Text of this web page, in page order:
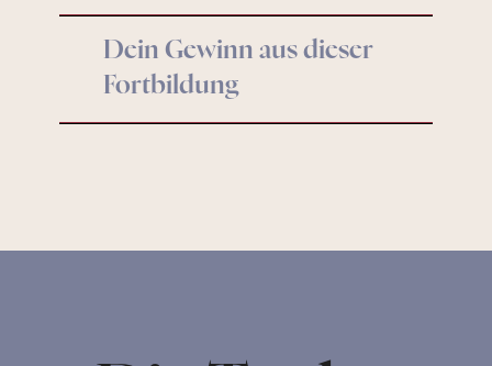
Dein Gewinn aus dieser
Fortbildung